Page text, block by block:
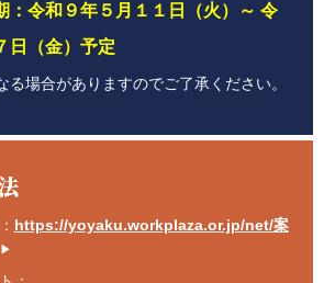
：令和９年５月１１日（火）～ 令
日（金）予定
場合がありますのでご了承ください。
https://yoyaku.workplaza.or.jp/net/案
▶